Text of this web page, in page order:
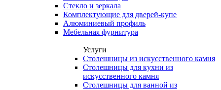
Стекло и зеркала
Комплектующие для дверей-купе
Алюминиевый профиль
Мебельная фурнитура
Услуги
Столешницы из искусственного камня
Столешницы для кухни из
искусственного камня
Столешницы для ванной из